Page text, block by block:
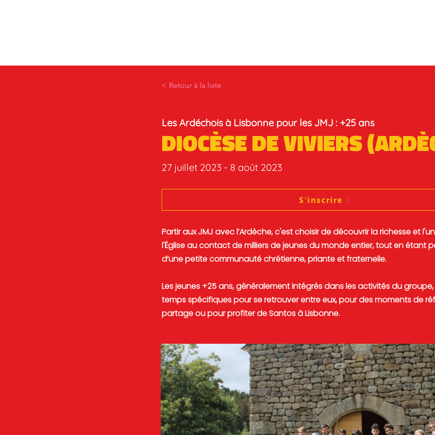
< Retour à la liste
Les Ardéchois à Lisbonne pour les JMJ : +25 ans
Diocèse de Viviers
27 juillet 2023 - 8 août 2023
S'inscrire
Partir aux JMJ avec l’Ardèche, c'est choisir de découvrir la richesse et
l'Église au contact de milliers de jeunes du monde entier, tout en étant
d’une petite communauté chrétienne, priante et fraternelle.
Les jeunes +25 ans, généralement intégrés dans les activités du
temps spécifiques pour se retrouver entre eux, pour des moments de
partage ou pour profiter de Santos à Lisbonne.